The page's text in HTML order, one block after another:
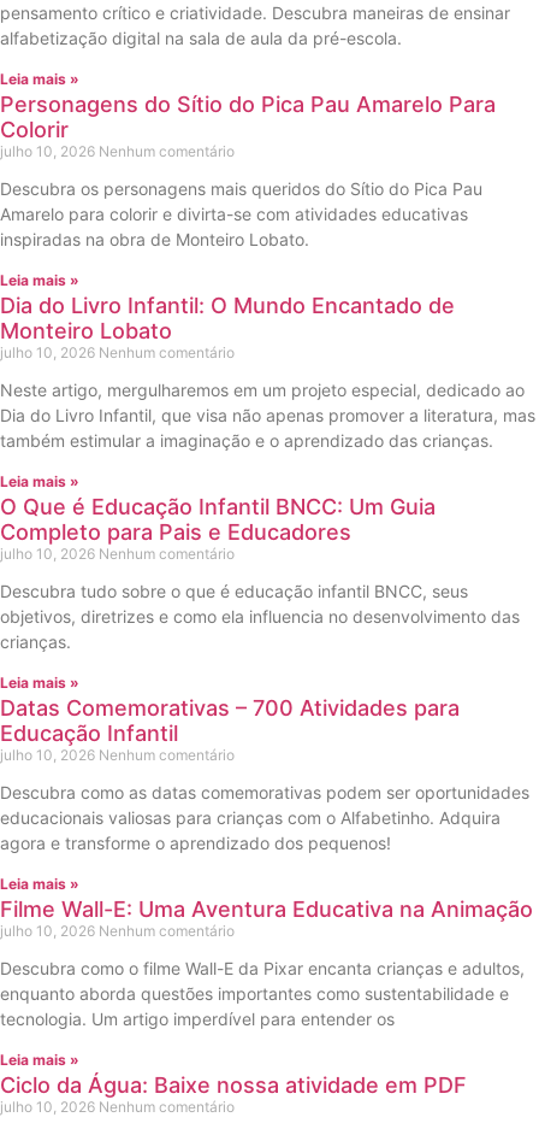
pensamento crítico e criatividade. Descubra maneiras de ensinar
alfabetização digital na sala de aula da pré-escola.
Leia mais »
Personagens do Sítio do Pica Pau Amarelo Para
Colorir
julho 10, 2026 Nenhum comentário
Descubra os personagens mais queridos do Sítio do Pica Pau
Amarelo para colorir e divirta-se com atividades educativas
inspiradas na obra de Monteiro Lobato.
Leia mais »
Dia do Livro Infantil: O Mundo Encantado de
Monteiro Lobato
julho 10, 2026 Nenhum comentário
Neste artigo, mergulharemos em um projeto especial, dedicado ao
Dia do Livro Infantil, que visa não apenas promover a literatura, mas
também estimular a imaginação e o aprendizado das crianças.
Leia mais »
O Que é Educação Infantil BNCC: Um Guia
Completo para Pais e Educadores
julho 10, 2026 Nenhum comentário
Descubra tudo sobre o que é educação infantil BNCC, seus
objetivos, diretrizes e como ela influencia no desenvolvimento das
crianças.
Leia mais »
Datas Comemorativas – 700 Atividades para
Educação Infantil
julho 10, 2026 Nenhum comentário
Descubra como as datas comemorativas podem ser oportunidades
educacionais valiosas para crianças com o Alfabetinho. Adquira
agora e transforme o aprendizado dos pequenos!
Leia mais »
Filme Wall-E: Uma Aventura Educativa na Animação
julho 10, 2026 Nenhum comentário
Descubra como o filme Wall-E da Pixar encanta crianças e adultos,
enquanto aborda questões importantes como sustentabilidade e
tecnologia. Um artigo imperdível para entender os
Leia mais »
Ciclo da Água: Baixe nossa atividade em PDF
julho 10, 2026 Nenhum comentário